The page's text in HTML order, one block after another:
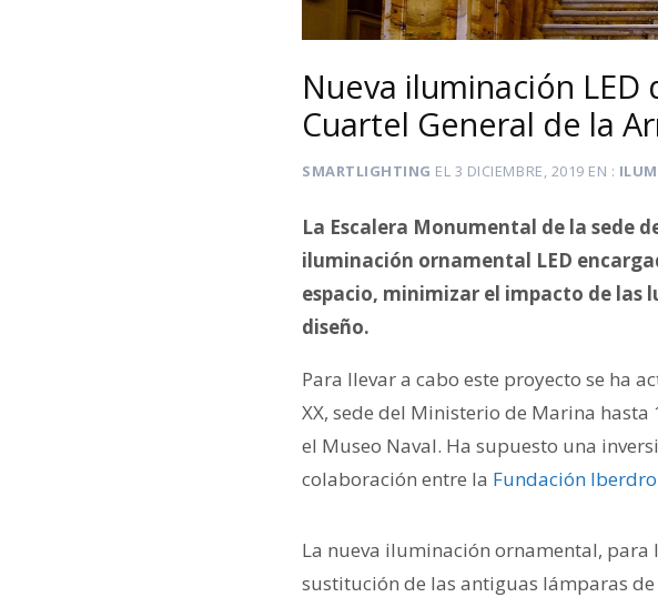
Nueva iluminación
Cuartel General de la
SMARTLIGHTING EL 3 DICIEMBRE, 2019 EN
La Escalera Monumental de la sede
iluminación ornamental LED
espacio, minimizar el impacto de las
diseño.
Para llevar a cabo este proyecto se ha
XX, sede del Ministerio de Marina
el Museo Naval. Ha supuesto una
colaboración entre la Fundación
La nueva iluminación ornamental, para
sustitución de las antiguas lámparas